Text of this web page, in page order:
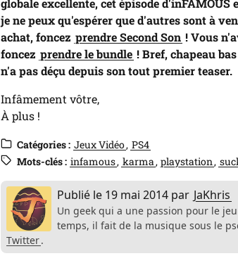
je ne peux qu'espérer que d'autres sont à
achat, foncez prendre Second Son ! Vous
foncez prendre le bundle ! Bref, chapeau
n'a pas déçu depuis son tout premier teaser.
Infâmement vôtre,
À plus !
Catégories : Jeux Vidéo PS4
Mots-clés : infamous karma playstation
Publié le 19 mai 2014 par JaKhris
Un geek qui a une passion pour le
temps, il fait de la musique sous le
Twitter.